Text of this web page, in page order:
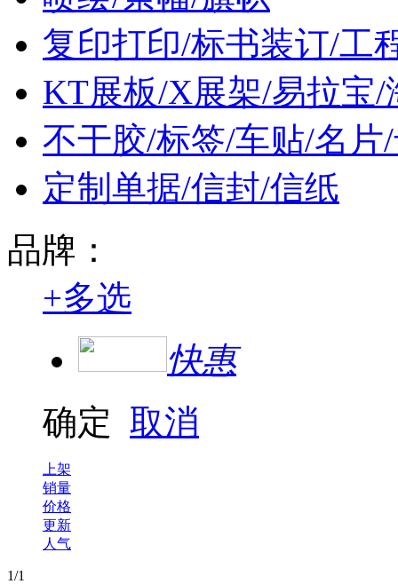
复印打印/标书装订/工
KT展板/X展架/易拉宝/
不干胶/标签/车贴/名片
定制单据/信封/信纸
品牌：
+多选
快惠
确定 取消
上架
销量
价格
更新
人气
1/1